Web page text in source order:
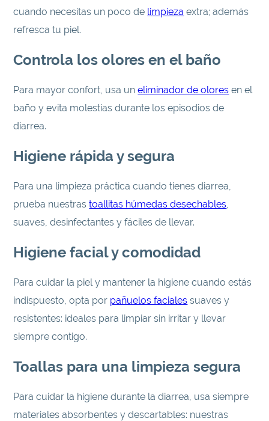
cuando necesitas un poco de limpieza extra; además
refresca tu piel.
Controla los olores en el baño
Para mayor confort, usa uneliminador de olores en el
baño y evita molestias durante los episodios de
diarrea.
Higiene rápida y segura
Para una limpieza práctica cuando tienes diarrea,
prueba nuestrastoallitas húmedas desechables
suaves, desinfectantes y fáciles de llevar.
Higiene facial y comodidad
Para cuidar la piel y mantener la higiene cuando estás
indispuesto, opta por pañuelos faciales suaves y
resistentes: ideales para limpiar sin irritar y llevar
siempre contigo.
Toallas para una limpieza segura
Para cuidar la higiene durante la diarrea, usa siempre
materiales absorbentes y descartables: nuestras